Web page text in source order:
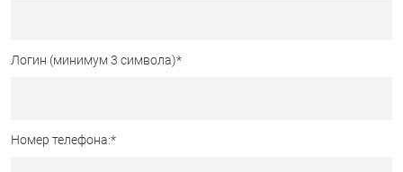
Логин (минимум 3 символа)*
Номер телефона:*